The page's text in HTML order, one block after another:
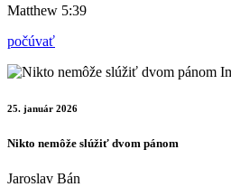
Matthew 5:39
počúvať
25. január 2026
Nikto nemôže slúžiť dvom pánom
Jaroslav Bán